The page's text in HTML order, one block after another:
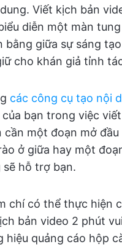
Viết kịch bản
diễn một màn
bằng giữa sự sáng
cho khán giả tỉnh
các công cụ tạo nội
bạn trong việc
cần một đoạn mở
ở giữa hay một
sẽ hỗ trợ bạn.
chí có thể thực hiện
bản video 2 phút
hiệu quảng cáo hộp